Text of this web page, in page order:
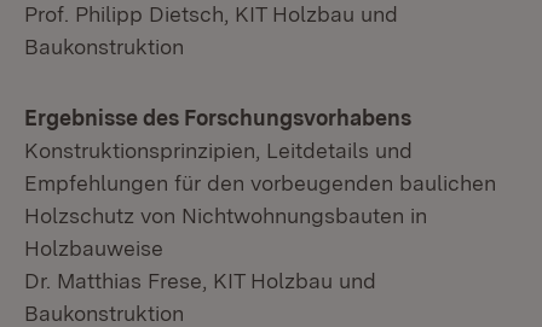
Prof. Philipp Dietsch, KIT Holzbau und
Baukonstruktion
Ergebnisse des Forschungsvorhabens
Konstruktionsprinzipien, Leitdetails und
Empfehlungen für den vorbeugenden baulichen
Holzschutz von Nichtwohnungsbauten in
Holzbauweise
Dr. Matthias Frese, KIT Holzbau und
Baukonstruktion